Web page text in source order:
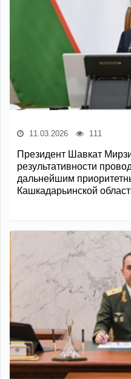
11.03.2026 111
Президент Шавкат
результативности
дальнейшим
Кашкадарьинской